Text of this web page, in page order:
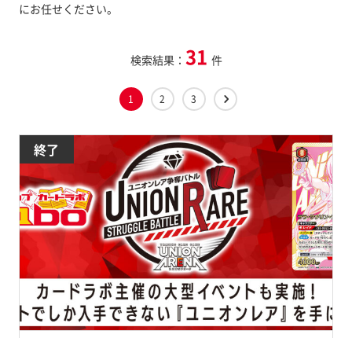
にお任せください。
検索結果： 31 件
1 2 3
終了